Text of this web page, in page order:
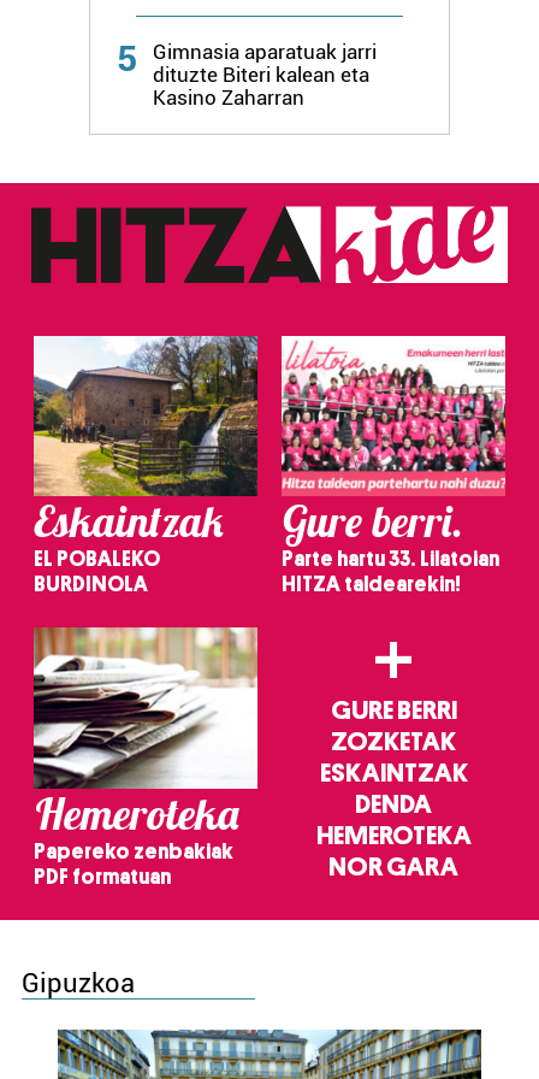
Webgune honek cookie propioak eta hirugarrenen cookie-
fitxategiak erabiltzen ditu. Zure esperientzia eta
zerbitzuak hobetzeko asmoz, cookie teknologiaz
baliatzen gara. Ohar hau onartuz gero, teknologia hori
erabiltzeko baimen esplizitua ematen diguzu.Gehiago
5
Gimnasia aparatuak jarri
dituzte Biteri kalean eta
Kasino Zaharran
Eskaintzak
EL POBALEKO
BURDINOLA
Gure berri.
Parte hartu 33. Lilatoian
HITZA taldearekin!
Hemeroteka
Papereko zenbakiak
PDF formatuan
+
GURE BERRI
ZOZKETAK
ESKAINTZAK
DENDA
HEMEROTEKA
NOR GARA
Gipuzkoa